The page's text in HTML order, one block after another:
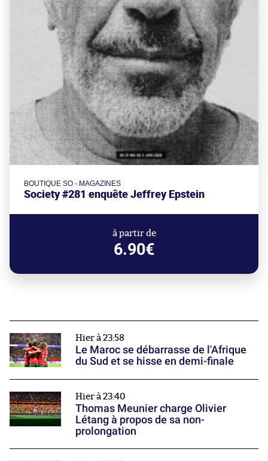
BOUTIQUE SO - MAGAZINES
Society #281 enquête Jeffrey Epstein
à partir de
6.90€
Hier à 23:58
Le Maroc se débarrasse de l'Afrique
du Sud et se hisse en demi-finale
Hier à 23:40
Thomas Meunier charge Olivier
Létang à propos de sa non-
prolongation